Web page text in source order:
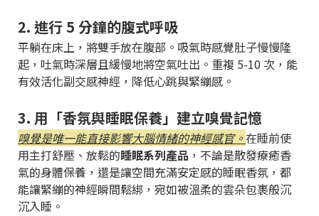
2. 進行 5 分鐘的腹式呼吸
平躺在床上，將雙手放在腹部。吸氣時感覺肚子慢慢隆
起，吐氣時深層且緩慢地將空氣吐出。重複 5-10 次，能
有效活化副交感神經，降低心跳與緊繃感。
3. 用「香氛與睡眠保養」建立嗅覺記憶
嗅覺是唯一能直接影響大腦情緒的神經感官。在睡前使
用主打舒壓、放鬆的睡眠系列產品 ，不論是散發療癒香
氣的身體保養，還是讓空間充滿安定感的睡眠香氛，都
能讓緊繃的神經瞬間鬆綁，宛如被溫柔的雲朵包裹般沉
沉入睡。